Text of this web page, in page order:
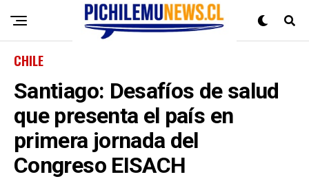
CHILE
Santiago: Desafíos de salud
que presenta el país en
primera jornada del
Congreso EISACH